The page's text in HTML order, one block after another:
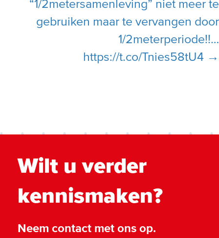
“1/2metersamenleving” niet meer te
gebruiken maar te vervangen door
1/2meterperiode!!…
https://t.co/Tnies58tU4 →
Wilt u verder
kennismaken?
Neem contact met ons op.